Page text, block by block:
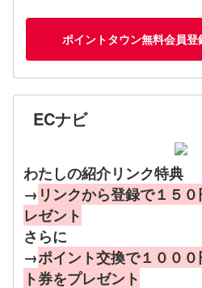
ポイントタウン無料会員登
ECナビ
わたしの紹介リンク特典
→ リンクから登録で１５
レゼント
さらに
→ポイント交換で１００
ト券をプレゼント